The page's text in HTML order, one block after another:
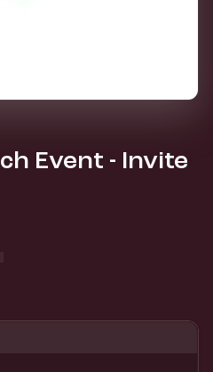
Event - Invite